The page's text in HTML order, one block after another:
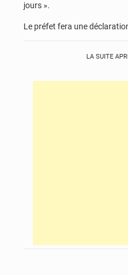
jours ».
Le préfet fera une
LA SUITE